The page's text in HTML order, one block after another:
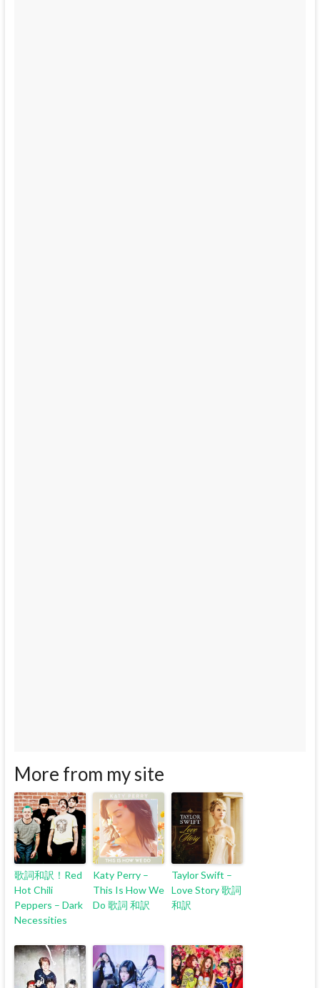
More from my site
歌詞和訳！Red
Hot Chili
Peppers – Dark
Necessities
Katy Perry –
This Is How We
Do 歌詞 和訳
Taylor Swift –
Love Story 歌詞
和訳